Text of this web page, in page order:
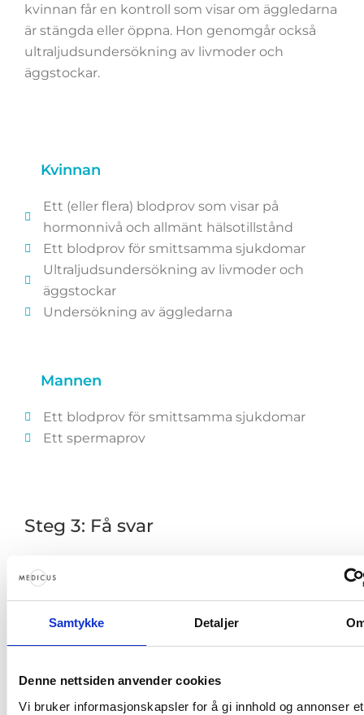
Samtykke Detaljer
Denne nettsiden anvender cookies
Vi bruker informasjonskapsler for å gi innhold og annonser et
kvinnan får en kontroll som visar om äggledarna
är stängda eller öppna. Hon genomgår också
ultraljudsundersökning av livmoder och
äggstockar.
Kvinnan
Ett (eller flera) blodprov som visar på
hormonnivå och allmänt hälsotillstånd
Ett blodprov för smittsamma sjukdomar
Ultraljudsundersökning av livmoder och
äggstockar
Undersökning av äggledarna
Mannen
Ett blodprov för smittsamma sjukdomar
Ett spermaprov
Steg 3: Få svar
igenom provresultaten och undersökningarna
lyckats blivit gravida. Och inte minst: Ett svar på
hur vi kan bidra till att ni lyckas.